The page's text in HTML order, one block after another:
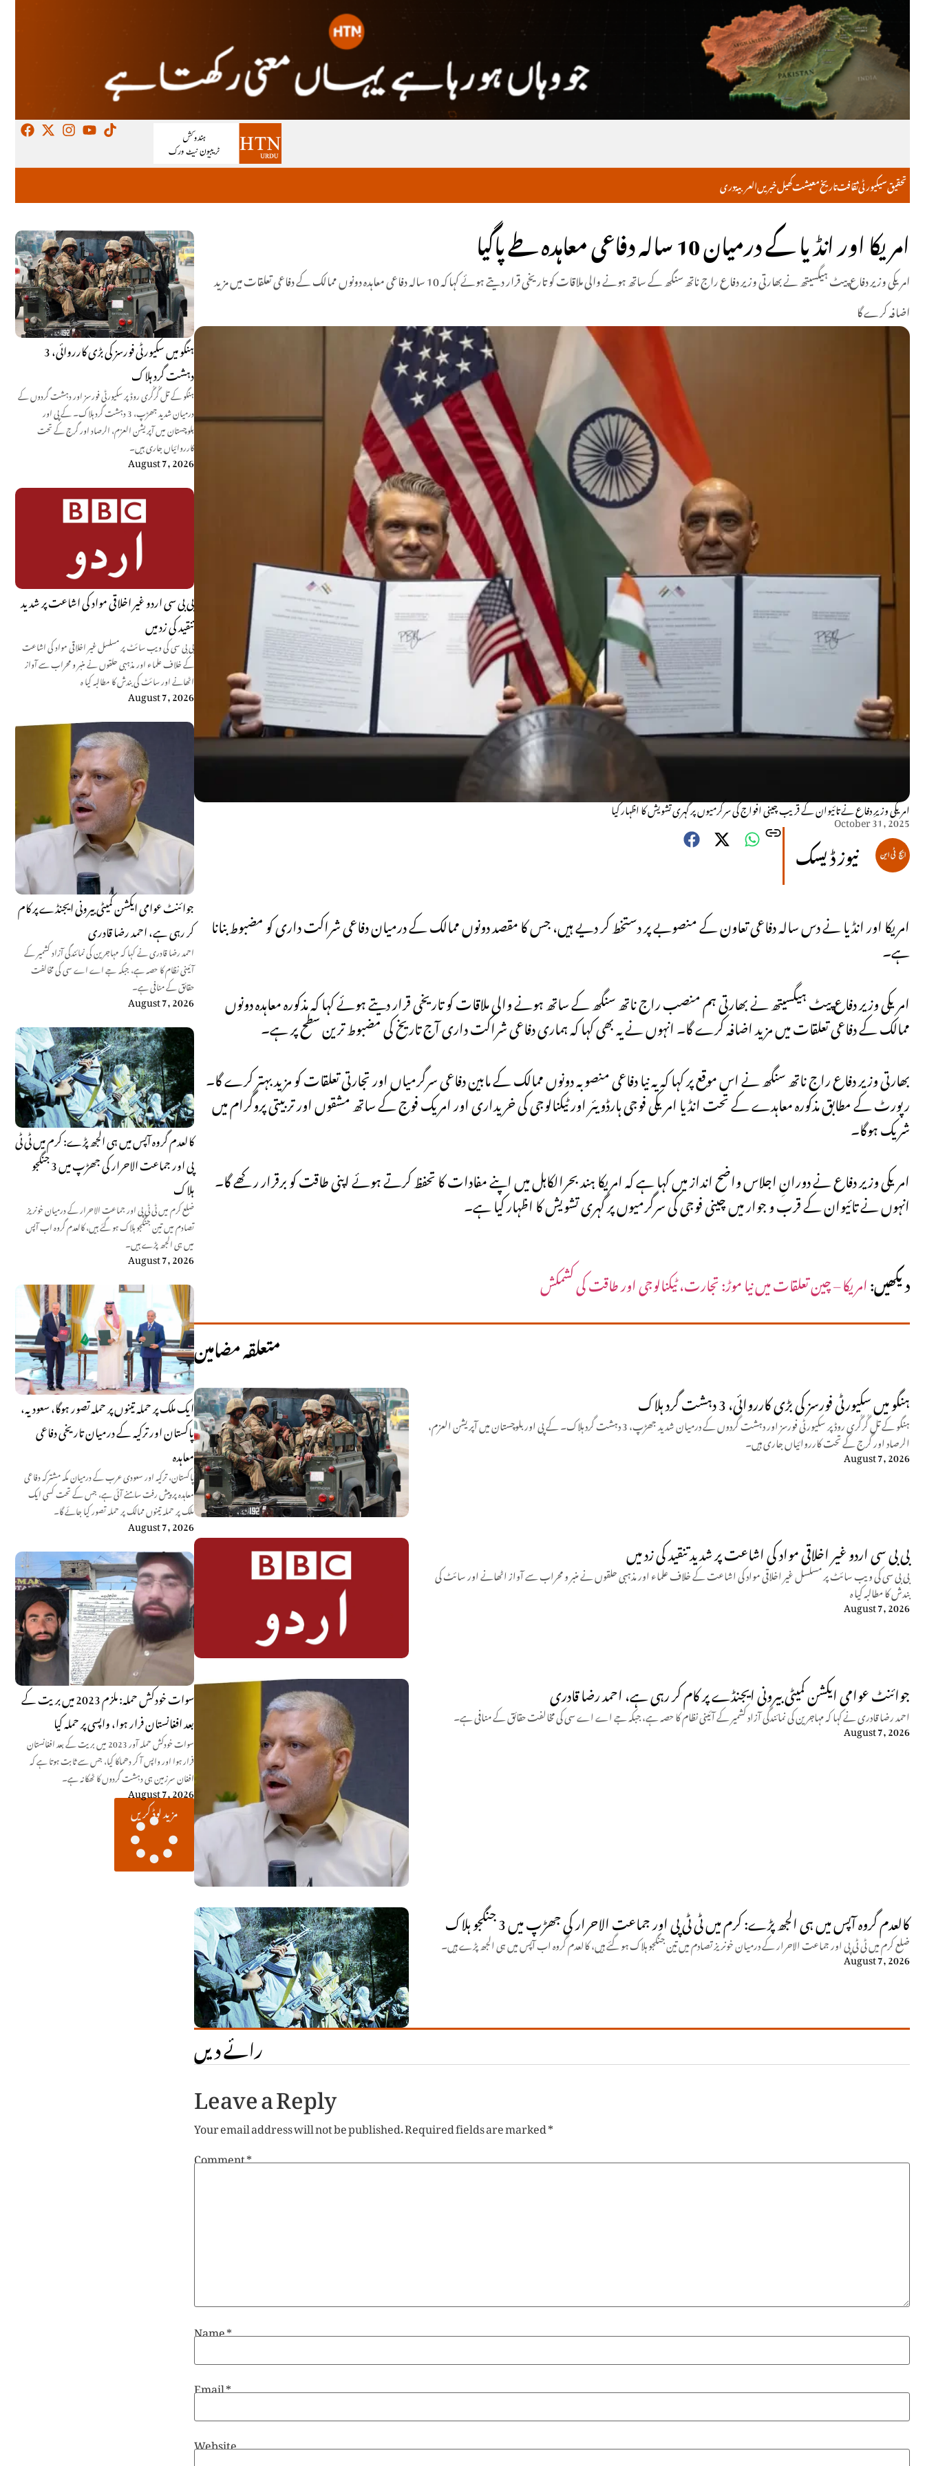
خبریںکھیلمعیشتتاریخثقافتسیکیورٹیتحقیق دریالعربية
ہنگو میں سکیورٹی فورسز کی بڑی کارروائی، 3
دہشت گرد ہلاک
ہنگو کے تل گُرگُری روڈ پر سکیورٹی فورسز اور دہشت گردوں کے
درمیان شدید جھڑپ، 3 دہشت گرد ہلاک۔ کے پی اور
بلوچستان میں آپریشن العزم، الرصاد اور گرج کے تحت
کارروائیاں جاری ہیں۔
August 7, 2026
بی بی سی اردو غیر اخلاقی مواد کی اشاعت پر شدید
تنقید کی زد میں
بی بی سی کی ویب سائٹ پر مسلسل غیر اخلاقی مواد کی اشاعت
کے خلاف علماء اور مذہبی حلقوں نے منبر و محراب سے آواز
اٹھانے اور سائٹ کی بندش کا مطالبہ کیا ہ
August 7, 2026
جوائنٹ عوامی ایکشن کمیٹی بیرونی ایجنڈے پر کام
کر رہی ہے، احمد رضا قادری
احمد رضا قادری نے کہا کہ مہاجرین کی نمائندگی آزاد کشمیر کے
آئینی نظام کا حصہ ہے، جبکہ جے اے اے سی کی مخالفت
حقائق کے منافی ہے۔
August 7, 2026
کالعدم گروہ آپس میں ہی الجھ پڑے: کرم میں ٹی ٹی
پی اور جماعت الاحرار کی جھڑپ میں 3 جنگجو
ہلاک
ضلع کرم میں ٹی ٹی پی اور جماعت الاحرار کے درمیان خونریز
تصادم میں تین جنگجو ہلاک ہو گئے ہیں، کالعدم گروہ اب آپس
میں ہی الجھ پڑے ہیں۔
August 7, 2026
ایک ملک پر حملہ تینوں پر حملہ تصور ہوگا، سعودیہ،
پاکستان اور ترکیہ کے درمیان تاریخی دفاعی
معاہدہ
پاکستان، ترکیہ اور سعودی عرب کے درمیان مکہ مشترکہ دفاعی
معاہدہ پر پیش رفت سامنے آئی ہے، جس کے تحت کسی ایک
ملک پر حملہ تینوں ممالک پر حملہ تصور کیا جائے گا۔
August 7, 2026
سوات خودکش حملہ: ملزم 2023 میں بریت کے
بعد افغانستان فرار ہوا، واپسی پر حملہ کیا
سوات خودکش حملہ آور 2023 میں بریت کے بعد افغانستان
فرار ہوا اور واپس آ کر دھماکا کیا، جس سے ثابت ہوتا ہے کہ
افغان سرزمین ہی دہشت گردوں کا ٹھکانہ ہے۔
August 7, 2026
مزید لوڈ کریں
امریکا اور انڈیا کے درمیان 10 سالہ دفاعی معاہدہ طے پاگیا
امریکی وزیر دفاع پیٹ ہیگسیتھ نے بھارتی وزیر دفاع راج ناتھ سنگھ کے ساتھ ہونے والی ملاقات کو تاریخی قرار دیتے ہوئے کہا کہ 10 سالہ دفاعی معاہدہ دونوں ممالک کے دفاعی تعلقات میں مزید
اضافہ کرے گا
امریکی وزیرِ دفاع نے تائیوان کے قریب چینی افواج کی سرگرمیوں پر گہری تشویش کا اظہار کیا
October 31, 2025
نیوز ڈیسک
امریکا اور انڈیا نے دس سالہ دفاعی تعاون کے منصوبے پر دستخط کر دیے ہیں، جس کا مقصد دونوں ممالک کے درمیان دفاعی شراکت داری کو مضبوط بنانا
ہے۔
امریکی وزیر دفاع پیٹ ہیگسیتھ نے بھارتی ہم منصب راج ناتھ سنگھ کے ساتھ ہونے والی ملاقات کو تاریخی قرار دیتے ہوئے کہا کہ مذکورہ معاہدہ دونوں
ممالک کے دفاعی تعلقات میں مزید اضافہ کرے گا۔ انہوں نے یہ بھی کہا کہ ہماری دفاعی شراکت داری آج تاریخ کی مضبوط ترین سطح پر ہے۔
بھارتی وزیر دفاع راج ناتھ سنگھ نے اس موقع پر کہا کہ یہ نیا دفاعی منصوبہ دونوں ممالک کے مابین دفاعی سرگرمیاں اور تجارتی تعلقات کو مزید بہتر کرے گا۔
رپورٹ کے مطابق مذکورہ معاہدے کے تحت انڈیا امریکی فوجی ہارڈویئر اور ٹیکنالوجی کی خریداری اور امریک فوج کے ساتھ مشقوں اور تربیتی پروگرام میں
شریک ہوگا۔
امریکی وزیر دفاع نے دورانِ اجلاس واضح انداز میں کہا ہے کہ امریکا ہند بحرالکاہل میں اپنے مفادات کا تحفظ کرتے ہوئے اپنی طاقت کو برقرار رکھے گا۔
انہوں نے تائیوان کے قرب و جوار میں چینی فوجی کی سرگرمیوں پر گہری تشویش کا اظہار کیا ہے۔
دیکھیں:امریکا – چین تعلقات میں نیا موڑ: تجارت، ٹیکنالوجی اور طاقت کی کشمکش
متعلقہ مضامین
ہنگو میں سکیورٹی فورسز کی بڑی کارروائی، 3 دہشت گرد ہلاک
ہنگو کے تل گُرگُری روڈ پر سکیورٹی فورسز اور دہشت گردوں کے درمیان شدید جھڑپ، 3 دہشت گرد ہلاک۔ کے پی اور بلوچستان میں آپریشن العزم،
الرصاد اور گرج کے تحت کارروائیاں جاری ہیں۔
August 7, 2026
بی بی سی اردو غیر اخلاقی مواد کی اشاعت پر شدید تنقید کی زد میں
بی بی سی کی ویب سائٹ پر مسلسل غیر اخلاقی مواد کی اشاعت کے خلاف علماء اور مذہبی حلقوں نے منبر و محراب سے آواز اٹھانے اور سائٹ کی
بندش کا مطالبہ کیا ہ
August 7, 2026
جوائنٹ عوامی ایکشن کمیٹی بیرونی ایجنڈے پر کام کر رہی ہے، احمد رضا قادری
احمد رضا قادری نے کہا کہ مہاجرین کی نمائندگی آزاد کشمیر کے آئینی نظام کا حصہ ہے، جبکہ جے اے اے سی کی مخالفت حقائق کے منافی ہے۔
August 7, 2026
کالعدم گروہ آپس میں ہی الجھ پڑے: کرم میں ٹی ٹی پی اور جماعت الاحرار کی جھڑپ میں 3 جنگجو ہلاک
ضلع کرم میں ٹی ٹی پی اور جماعت الاحرار کے درمیان خونریز تصادم میں تین جنگجو ہلاک ہو گئے ہیں، کالعدم گروہ اب آپس میں ہی الجھ پڑے ہیں۔
August 7, 2026
رائے دیں
Leave a Reply
Your email address will not be published.Required fields are marked*
Comment*
Name*
Email*
Website